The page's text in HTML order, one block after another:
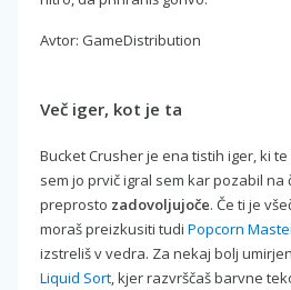
Avtor: GameDistribution
Več iger, kot je ta
Bucket Crusher je ena tistih iger, ki
sem jo prvič igral sem kar pozabil na
preprosto zadovoljujoče. Če ti je
moraš preizkusiti tudi Popcorn
izstreliš v vedra. Za nekaj bolj
Liquid Sort, kjer razvrščaš barvne